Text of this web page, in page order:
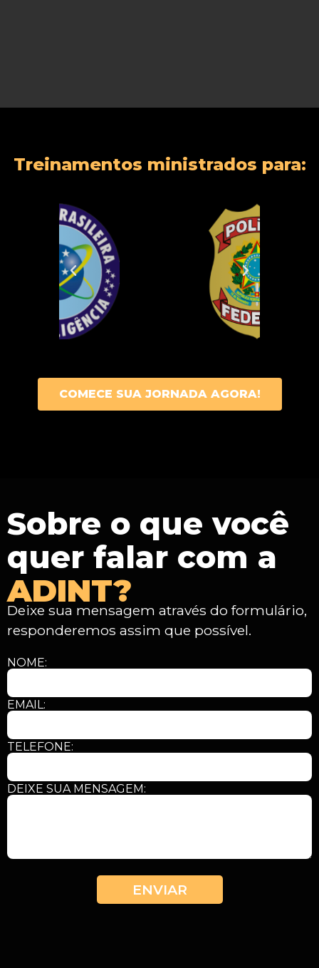
Treinamentos ministrados para:
COMECE SUA JORNADA AGORA!
Sobre o que você
quer falar com a
ADINT?
Deixe sua mensagem através do formulário,
responderemos assim que possível.
NOME:
EMAIL:
TELEFONE:
DEIXE SUA MENSAGEM:
ENVIAR